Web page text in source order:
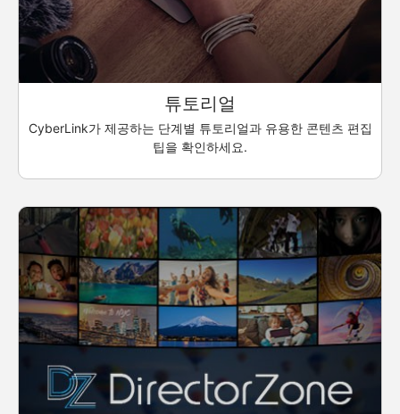
튜토리얼
CyberLink가 제공하는 단계별 튜토리얼과 유용한 콘텐츠 편집
팁을 확인하세요.